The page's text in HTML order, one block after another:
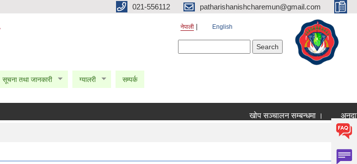
021-556112 patharishanishcharemun@gmail.com
नेपाली English
सूचना तथा जानकारी ग्यालरी सम्पर्क
खोप सञ्चालन सम्बन्धमा ।